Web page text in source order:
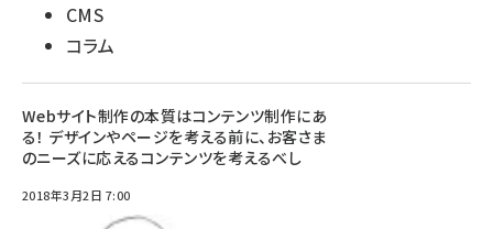
CMS
コラム
Webサイト制作の本質はコンテンツ制作にあ
る！ デザインやページを考える前に、お客さま
のニーズに応えるコンテンツを考えるべし
2018年3月2日 7:00